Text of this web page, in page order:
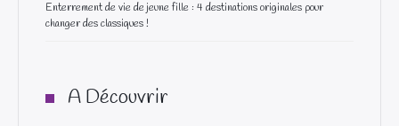
Enterrement de vie de jeune fille : 4 destinations originales pour
changer des classiques !
A Découvrir